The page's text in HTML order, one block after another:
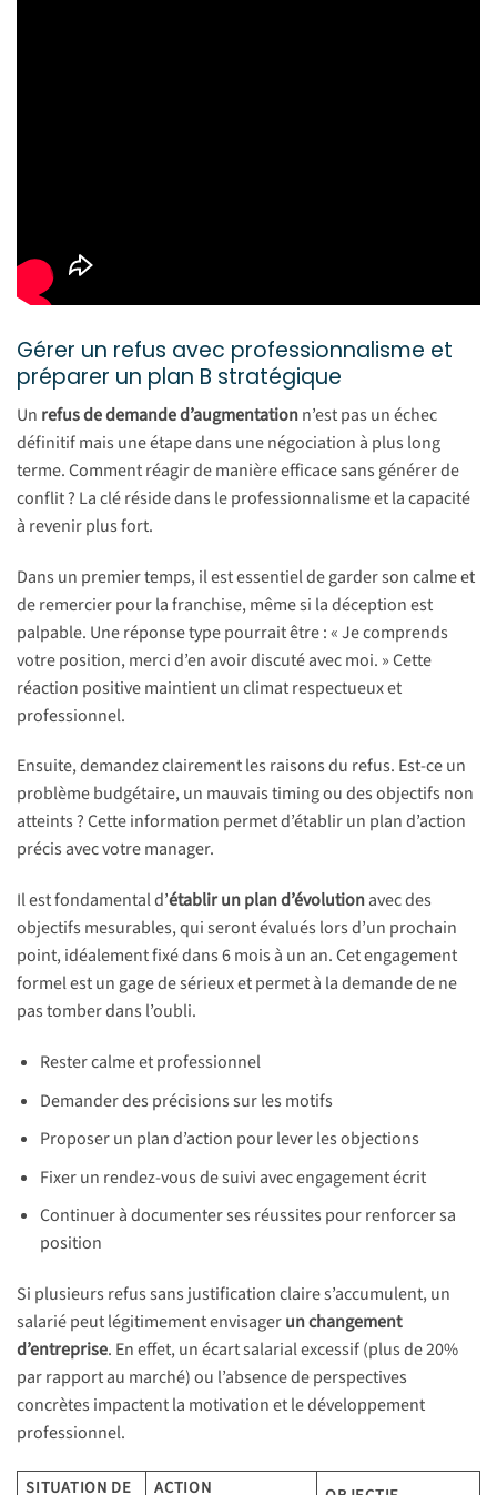
Gérer un refus avec professionnalisme et
préparer un plan B stratégique
Un refus de demande d’augmentationn’est pas un échec
définitif mais une étape dans une négociation à plus long
terme. Comment réagir de manière efficace sans générer de
conflit ? La clé réside dans le professionnalisme et la capacité
à revenir plus fort.
Dans un premier temps, il est essentiel de garder son calme et
de remercier pour la franchise, même si la déception est
palpable. Une réponse type pourrait être : « Je comprends
votre position, merci d’en avoir discuté avec moi. » Cette
réaction positive maintient un climat respectueux et
professionnel.
Ensuite, demandez clairement les raisons du refus. Est-ce un
problème budgétaire, un mauvais timing ou des objectifs non
atteints ? Cette information permet d’établir un plan d’action
précis avec votre manager.
Il est fondamental d’établir un plan d’évolutionavec des
objectifs mesurables, qui seront évalués lors d’un prochain
point, idéalement fixé dans 6 mois à un an. Cet engagement
formel est un gage de sérieux et permet à la demande de ne
pas tomber dans l’oubli.
Rester calme et professionnel
Demander des précisions sur les motifs
Proposer un plan d’action pour lever les objections
Fixer un rendez-vous de suivi avec engagement écrit
Continuer à documenter ses réussites pour renforcer sa
position
Si plusieurs refus sans justification claire s’accumulent, un
salarié peut légitimement envisagerun changement
d’entreprise. En effet, un écart salarial excessif (plus de 20%
par rapport au marché) ou l’absence de perspectives
concrètes impactent la motivation et le développement
professionnel.
SITUATION DE ACTION